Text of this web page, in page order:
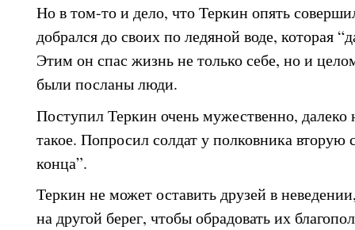
Но в том-то и дело, что Теркин опять
добрался до своих по ледяной воде, которая
Этим он спас жизнь не только себе, но и
были посланы люди.
Поступил Теркин очень мужественно,
такое. Попросил солдат у полковника вторую
конца”.
Теркин не может оставить друзей в
на другой берег, чтобы обрадовать их